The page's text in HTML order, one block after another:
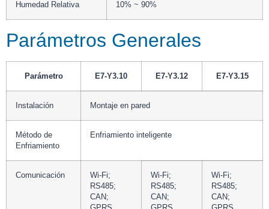
Humedad Relativa 10% ~ 90%
Parámetros Generales
Parámetro E7-Y3.10 E7-Y3.12 E7-Y3.15
Instalación Montaje en pared
Método de
Enfriamiento
Enfriamiento inteligente
Comunicación
Wi-Fi;
RS485;
CAN;
Wi-Fi;
RS485;
CAN;
Wi-Fi;
RS485;
CAN;